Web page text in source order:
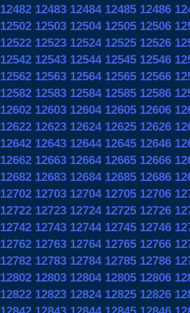
12482 12483 12484 12485 12486
12502 12503 12504 12505 12506
12522 12523 12524 12525 12526
12542 12543 12544 12545 12546
12562 12563 12564 12565 12566
12582 12583 12584 12585 12586
12602 12603 12604 12605 12606
12622 12623 12624 12625 12626
12642 12643 12644 12645 12646
12662 12663 12664 12665 12666
12682 12683 12684 12685 12686
12702 12703 12704 12705 12706
12722 12723 12724 12725 12726
12742 12743 12744 12745 12746
12762 12763 12764 12765 12766
12782 12783 12784 12785 12786
12802 12803 12804 12805 12806
12822 12823 12824 12825 12826